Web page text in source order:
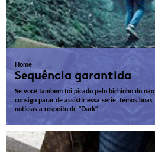
Home
Sequência garantida
Se você também foi picado pelo bichinho do não
consigo parar de assistir essa série, temos boas
notícias a respeito de "Dark".